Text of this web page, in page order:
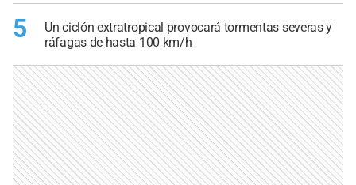
5
Un ciclón extratropical provocará tormentas severas y
ráfagas de hasta 100 km/h